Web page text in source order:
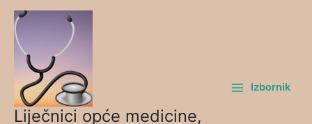
Skip
content
Liječnici opće medicine,
Izbornik